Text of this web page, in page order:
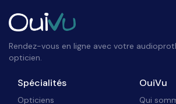
Rendez-vous en ligne avec votre
opticien.
Spécialités
Opticiens
OuiVu
Qui